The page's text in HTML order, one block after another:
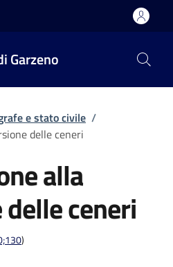
Garzeno
e stato civile /
delle ceneri
alla
ceneri
)